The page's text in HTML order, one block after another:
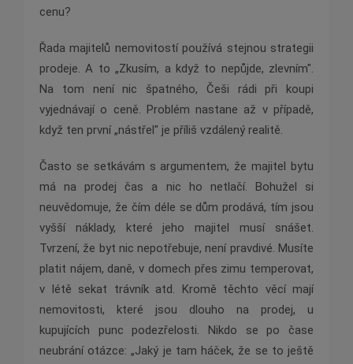
cenu?
Řada majitelů nemovitostí používá stejnou strategii
prodeje. A to „Zkusím, a když to nepůjde, zlevním".
Na tom není nic špatného, Češi rádi při koupi
vyjednávají o ceně. Problém nastane až v případě,
když ten první „nástřel" je příliš vzdálený realitě.
Často se setkávám s argumentem, že majitel bytu
má na prodej čas a nic ho netlačí. Bohužel si
neuvědomuje, že čím déle se dům prodává, tím jsou
vyšší náklady, které jeho majitel musí snášet.
Tvrzení, že byt nic nepotřebuje, není pravdivé. Musíte
platit nájem, daně, v domech přes zimu temperovat,
v létě sekat trávník atd. Kromě těchto věcí mají
nemovitosti, které jsou dlouho na prodej, u
kupujících punc podezřelosti. Nikdo se po čase
neubrání otázce: „Jaký je tam háček, že se to ještě